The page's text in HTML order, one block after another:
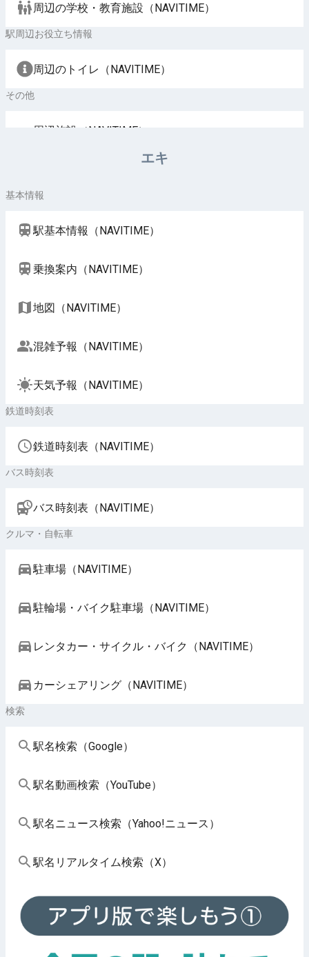
周辺の学校・教育施設（NAVITIME）
駅周辺お役立ち情報
周辺のトイレ（NAVITIME）
その他
周辺施設（NAVITIME）
エキ
基本情報
駅基本情報（NAVITIME）
乗換案内（NAVITIME）
地図（NAVITIME）
混雑予報（NAVITIME）
天気予報（NAVITIME）
鉄道時刻表
鉄道時刻表（NAVITIME）
バス時刻表
バス時刻表（NAVITIME）
クルマ・自転車
駐車場（NAVITIME）
駐輪場・バイク駐車場（NAVITIME）
レンタカー・サイクル・バイク（NAVITIME）
カーシェアリング（NAVITIME）
検索
駅名検索（Google）
駅名動画検索（YouTube）
駅名ニュース検索（Yahoo!ニュース）
駅名リアルタイム検索（X）